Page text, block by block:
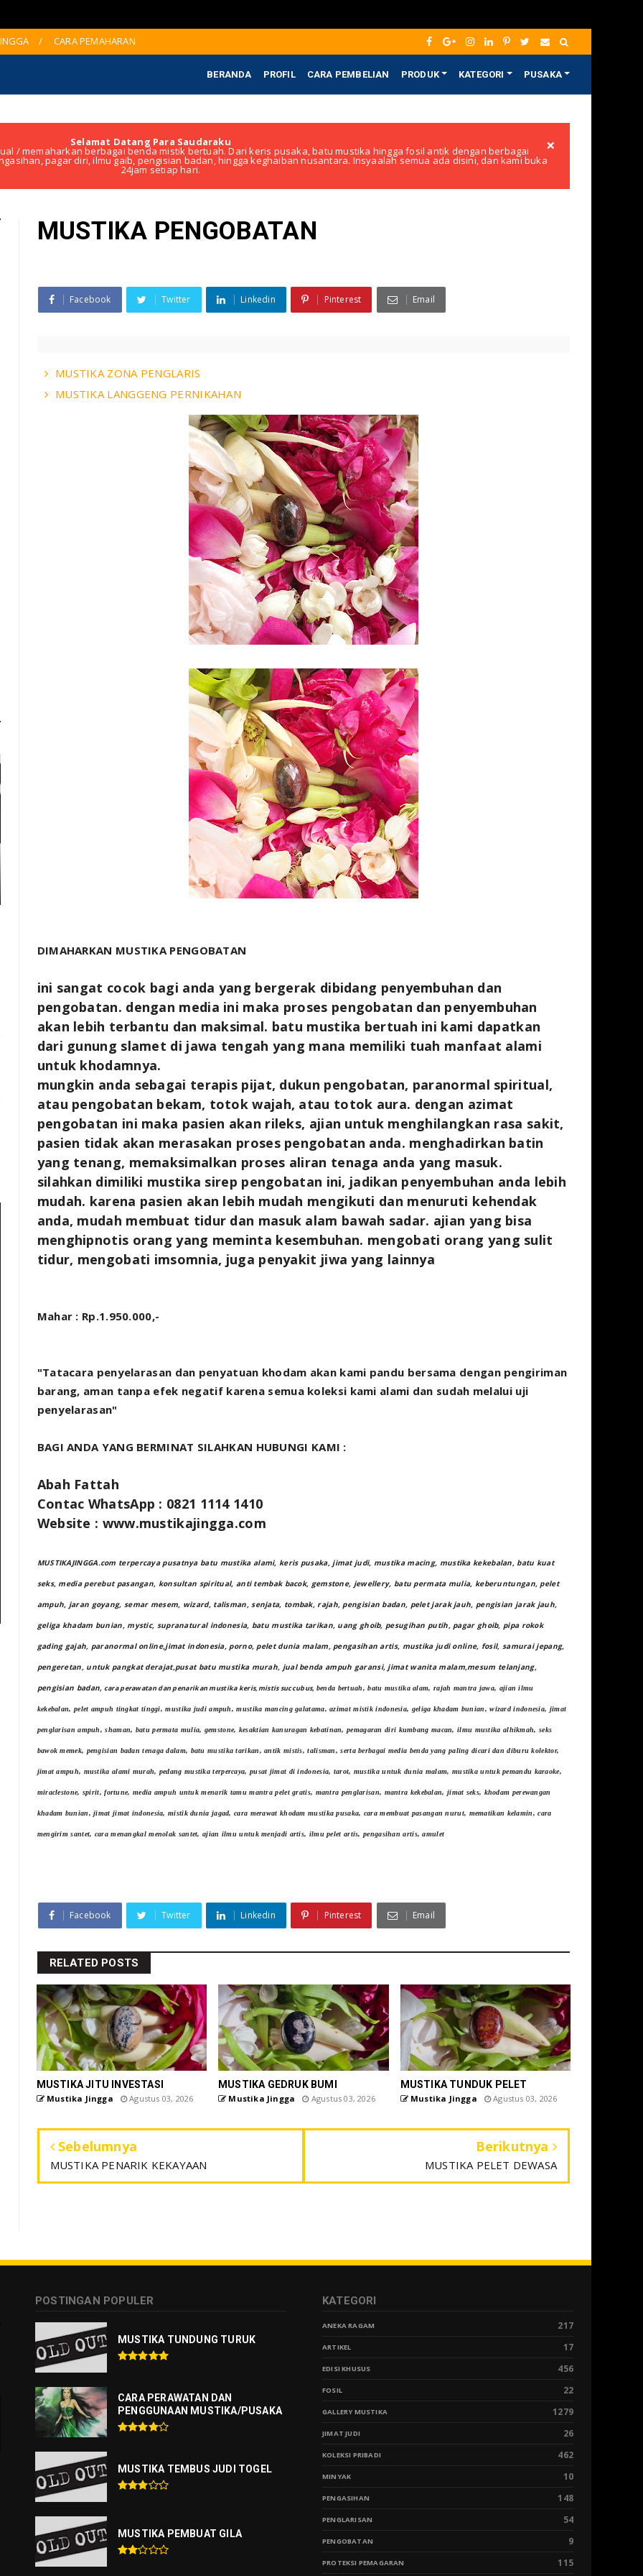
CARA PEMAHARAN
BERANDA PROFIL CARA PEMBELIAN PRODUK KATEGORI PUSAKA
×
Selamat Datang Para Saudaraku
/ memaharkan berbagai benda mistik bertuah. Dari keris pusaka, batu mustika hingga fosil antik dengan berbagai
pagar diri, ilmu gaib, pengisian badan, hingga keghaiban nusantara. Insyaalah semua ada disini, dan kami buka
24jam setiap hari.
MUSTIKA PENGOBATAN
Facebook Twitter Linkedin Pinterest Email
MUSTIKA ZONA PENGLARIS
MUSTIKA LANGGENG PERNIKAHAN
DIMAHARKAN MUSTIKA PENGOBATAN
ini sangat cocok bagi anda yang bergerak dibidang penyembuhan dan
pengobatan. dengan media ini maka proses pengobatan dan penyembuhan
akan lebih terbantu dan maksimal. batu mustika bertuah ini kami dapatkan
dari gunung slamet di jawa tengah yang mana memiliki tuah manfaat alami
untuk khodamnya.
mungkin anda sebagai terapis pijat, dukun pengobatan, paranormal spiritual,
atau pengobatan bekam, totok wajah, atau totok aura. dengan azimat
pengobatan ini maka pasien akan rileks, ajian untuk menghilangkan rasa sakit,
pasien tidak akan merasakan proses pengobatan anda. menghadirkan batin
yang tenang, memaksimalkan proses aliran tenaga anda yang masuk.
silahkan dimiliki mustika sirep pengobatan ini, jadikan penyembuhan anda lebih
mudah. karena pasien akan lebih mudah mengikuti dan menuruti kehendak
anda, mudah membuat tidur dan masuk alam bawah sadar. ajian yang bisa
menghipnotis orang yang meminta kesembuhan. mengobati orang yang sulit
tidur, mengobati imsomnia, juga penyakit jiwa yang lainnya
Mahar : Rp.1.950.000,-
"Tatacara penyelarasan dan penyatuan khodam akan kami pandu bersama dengan pengiriman
barang, aman tanpa efek negatif karena semua koleksi kami alami dan sudah melalui uji
penyelarasan"
BAGI ANDA YANG BERMINAT SILAHKAN HUBUNGI KAMI :
Abah Fattah
Contac WhatsApp : 0821 1114 1410
Website : www.mustikajingga.com
MUSTIKAJINGGA.com terpercaya pusatnya batu mustika alami, keris pusaka, jimat judi, mustika macing, mustika kekebalan, batu kuat
seks, media perebut pasangan, konsultan spiritual, anti tembak bacok, gemstone, jewellery, batu permata mulia, keberuntungan, pelet
ampuh, jaran goyang, semar mesem, wizard, talisman, senjata, tombak, rajah, pengisian badan, pelet jarak jauh, pengisian jarak jauh,
geliga khadam bunian, mystic, supranatural indonesia, batu mustika tarikan, uang ghoib, pesugihan putih, pagar ghoib, pipa rokok
gading gajah, paranormal online,jimat indonesia, porno, pelet dunia malam, pengasihan artis, mustika judi online, fosil, samurai jepang,
pengeretan, untuk pangkat derajat,pusat batu mustika murah, jual benda ampuh garansi, jimat wanita malam,mesum telanjang,
pengisian badan, cara perawatan dan penarikan mustika keris,mistis succubus, benda bertuah, batu mustika alam, rajah mantra jawa, ajian ilmu
kekebalan, pelet ampuh tingkat tinggi, mustika judi ampuh, mustika mancing galatama, azimat mistik indonesia, geliga khadam bunian, wizard indonesia, jimat
penglarisan ampuh, shaman, batu permata mulia, gemstone, kesaktian kanuragan kebatinan, pemagaran diri kumbang macan, ilmu mustika alhikmah, seks
bawok memek, pengisian badan tenaga dalam, batu mustika tarikan, antik mistis, talisman, serta berbagai media benda yang paling dicari dan diburu kolektor,
jimat ampuh, mustika alami murah, pedang mustika terpercaya, pusat jimat di indonesia, tarot, mustika untuk dunia malam, mustika untuk pemandu karaoke,
miraclestone, spirit, fortune, media ampuh untuk menarik tamu mantra pelet gratis, mantra penglarisan, mantra kekebalan, jimat seks, khodam perewangan
khadam bunian, jimat jimat indonesia, mistik dunia jagad, cara merawat khodam mustika pusaka, cara membuat pasangan nurut, mematikan kelamin, cara
mengirim santet, cara menangkal menolak santet, ajian ilmu untuk menjadi artis, ilmu pelet artis, pengasihan artis, amulet
Facebook Twitter Linkedin Pinterest Email
RELATED POSTS
MUSTIKA JITU INVESTASI
Mustika Jingga Agustus 03, 2026
MUSTIKA GEDRUK BUMI
Mustika Jingga Agustus 03, 2026
MUSTIKA TUNDUK PELET
Mustika Jingga Agustus 03, 2026
Sebelumnya
MUSTIKA PENARIK KEKAYAAN
Berikutnya
MUSTIKA PELET DEWASA
POSTINGAN POPULER
MUSTIKA TUNDUNG TURUK
CARA PERAWATAN DAN
PENGGUNAAN MUSTIKA/PUSAKA
MUSTIKA TEMBUS JUDI TOGEL
MUSTIKA PEMBUAT GILA
KATEGORI
ANEKA RAGAM 217
ARTIKEL 17
EDISI KHUSUS 456
FOSIL 22
GALLERY MUSTIKA 1279
JIMAT JUDI 26
KOLEKSI PRIBADI 462
MINYAK 10
PENGASIHAN 148
PENGLARISAN 54
PENGOBATAN 9
PROTEKSI PEMAGARAN 115